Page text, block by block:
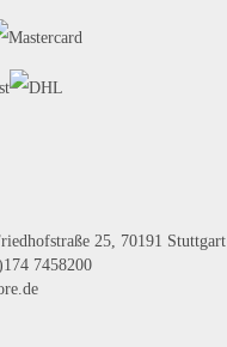
25, 70191 Stuttgart
7458200